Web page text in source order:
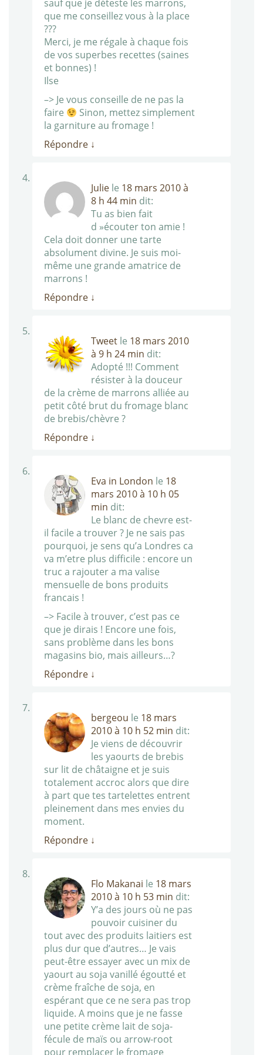
sauf que je déteste les marrons,
que me conseillez vous à la place
???
Merci, je me régale à chaque fois
de vos superbes recettes (saines
et bonnes) !
Ilse
–> Je vous conseille de ne pas la
faire
Sinon, mettez simplement
la garniture au fromage !
Répondre ↓
Julie le 18 mars 2010 à
8 h 44 min dit:
Tu as bien fait
d »écouter ton amie !
Cela doit donner une tarte
absolument divine. Je suis moi-
même une grande amatrice de
marrons !
Répondre ↓
Tweet le 18 mars 2010
à 9 h 24 min dit:
Adopté !!! Comment
résister à la douceur
de la crème de marrons alliée au
petit côté brut du fromage blanc
de brebis/chèvre ?
Répondre ↓
Eva in London le 18
mars 2010 à 10 h 05
min dit:
Le blanc de chevre est-
il facile a trouver ? Je ne sais pas
pourquoi, je sens qu’a Londres ca
va m’etre plus difficile : encore un
truc a rajouter a ma valise
mensuelle de bons produits
francais !
–> Facile à trouver, c’est pas ce
que je dirais ! Encore une fois,
sans problème dans les bons
magasins bio, mais ailleurs…?
Répondre ↓
bergeou le 18 mars
2010 à 10 h 52 min dit:
Je viens de découvrir
les yaourts de brebis
sur lit de châtaigne et je suis
totalement accroc alors que dire
à part que tes tartelettes entrent
pleinement dans mes envies du
moment.
Répondre ↓
Flo Makanai le 18 mars
2010 à 10 h 53 min dit:
Y’a des jours où ne pas
pouvoir cuisiner du
tout avec des produits laitiers est
plus dur que d’autres… Je vais
peut-être essayer avec un mix de
yaourt au soja vanillé égoutté et
crème fraîche de soja, en
espérant que ce ne sera pas trop
liquide. A moins que je ne fasse
une petite crème lait de soja-
fécule de maïs ou arrow-root
pour remplacer le fromage